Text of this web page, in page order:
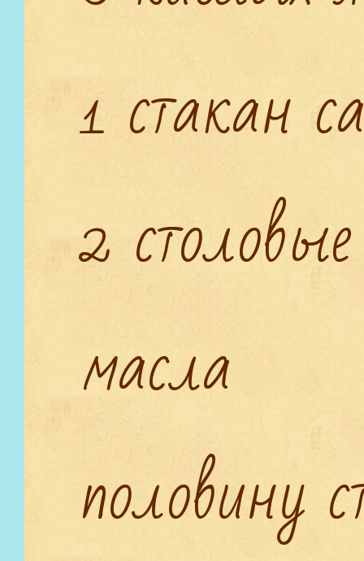
1 стакан
2
масла
половину